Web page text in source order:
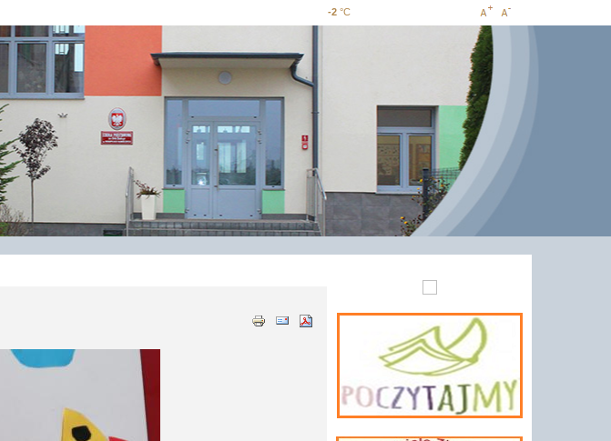
-2 °C Increase
font size
Decrease